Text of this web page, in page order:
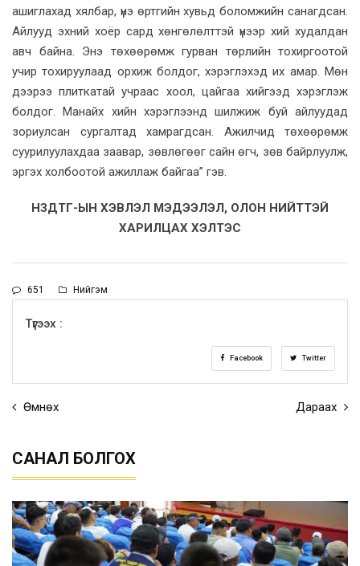
ашиглахад хялбар, үнэ өртгийн хувьд боломжийн санагдсан.
Айлууд эхний хоёр сард хөнгөлөлттэй үнээр хий худалдан
авч байна. Энэ төхөөрөмж гурван төрлийн тохиргоотой
учир тохируулаад орхиж болдог, хэрэглэхэд их амар. Мөн
дээрээ плиткатай учраас хоол, цайгаа хийгээд хэрэглэж
болдог. Манайх хийн хэрэглээнд шилжиж буй айлуудад
зориулсан сургалтад хамрагдсан. Ажилчид төхөөрөмж
суурилуулахдаа заавар, зөвлөгөөг сайн өгч, зөв байрлуулж,
эргэх холбоотой ажиллаж байгаа” гэв.
НЗДТГ-ЫН ХЭВЛЭЛ МЭДЭЭЛЭЛ, ОЛОН НИЙТТЭЙ
ХАРИЛЦАХ ХЭЛТЭС
651 Нийгэм
Түгээх :
Facebook Twitter
Өмнөх Дараах
САНАЛ БОЛГОХ